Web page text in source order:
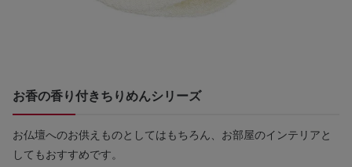
お香の香り付きちりめんシリーズ
お仏壇へのお供えものとしてはもちろん、お部屋のインテリアと
してもおすすめです。